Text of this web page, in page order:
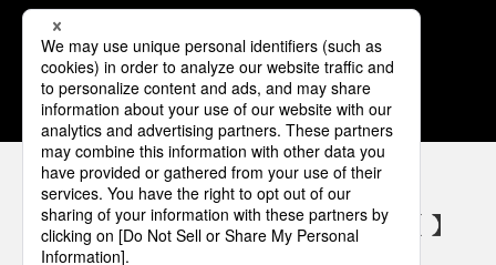
1 2 3 4 5
パナソニックの電気設備 SNSアカウント